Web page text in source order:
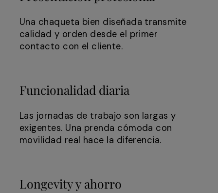
Una chaqueta bien diseñada transmite
calidad y orden desde el primer
contacto con el cliente.
Funcionalidad diaria
Las jornadas de trabajo son largas y
exigentes. Una prenda cómoda con
movilidad real hace la diferencia.
Longevity y ahorro